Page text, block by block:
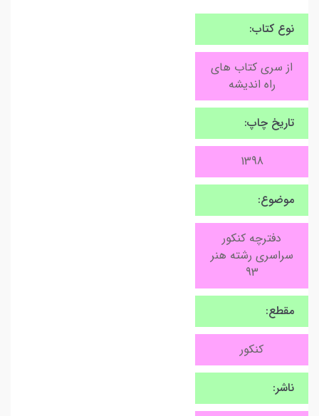
نوع کتاب:
از سری کتاب های
راه اندیشه
تاریخ چاپ:
1398
موضوع:
دفترچه کنکور
سراسری رشته هنر
93
مقطع:
کنکور
ناشر: